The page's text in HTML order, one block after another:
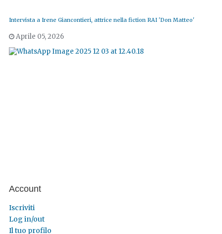
Intervista a Irene Giancontieri, attrice nella fiction RAI 'Don Matteo'
Aprile 05, 2026
Account
Iscriviti
Log in/out
Il tuo profilo